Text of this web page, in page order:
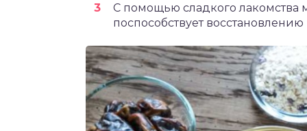
С помощью сладкого лакомства
поспособствует